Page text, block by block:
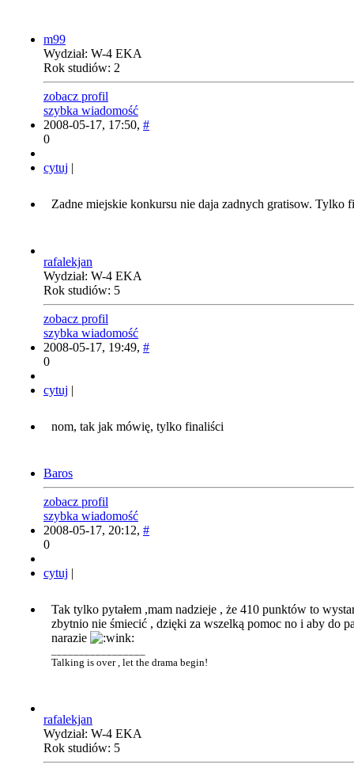
m99
Wydział: W-4 EKA
Rok studiów: 2
zobacz profil
szybka wiadomość
2008-05-17, 17:50, #
0
cytuj |
Zadne miejskie konkursu nie daja zadnych gratisow. Tylko
rafalekjan
Wydział: W-4 EKA
Rok studiów: 5
zobacz profil
szybka wiadomość
2008-05-17, 19:49, #
0
cytuj |
nom, tak jak mówię, tylko finaliści
Baros
zobacz profil
szybka wiadomość
2008-05-17, 20:12, #
0
cytuj |
Tak tylko pytałem ,mam nadzieje , że 410 punktów to
zbytnio nie śmiecić , dzięki za wszelką pomoc no i aby do
narazie
Talking is over , let the drama begin!
rafalekjan
Wydział: W-4 EKA
Rok studiów: 5